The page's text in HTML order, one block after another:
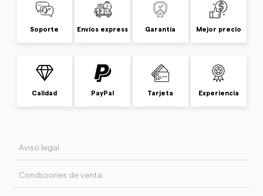
Soporte Envíos express Garantía Mejor precio
Calidad PayPal Tarjeta Experiencia
Aviso legal
Condiciones de venta